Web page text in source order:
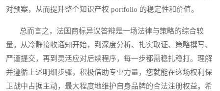
对预案，从而提升整个知识产权 portfolio 的稳定性和价值。
总而言之，法国商标异议答辩是一场法律与策略的综合较
量。从冷静接收通知开始，到深度分析、扎实取证、策略撰写、
严谨提交，再到灵活应对后续程序，每一步都需稳扎稳打。理解
并遵循上述明细步骤，积极借助专业力量，您就能在这场权利保
卫战中占据主动，最大程度地维护自身品牌的合法注册权益。希